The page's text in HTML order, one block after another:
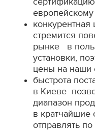
европейскому
конкурентная
стремится
рынке в
установки,
цены на наши
быстрота
в Киеве
диапазон
в кратчайшие
отправлять